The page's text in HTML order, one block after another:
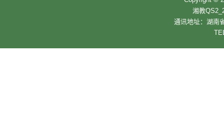
湘教
通讯地址：湖南